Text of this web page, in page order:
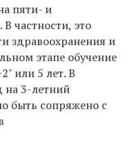
пяти- и
частности, это
здравоохранения и
этапе обучение
или 5 лет. В
на 3-летний
быть сопряжено с